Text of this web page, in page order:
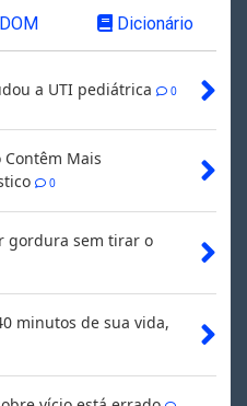
Dicionário
a UTI pediátrica 0
Contêm Mais
0
gordura sem tirar o
minutos de sua vida,